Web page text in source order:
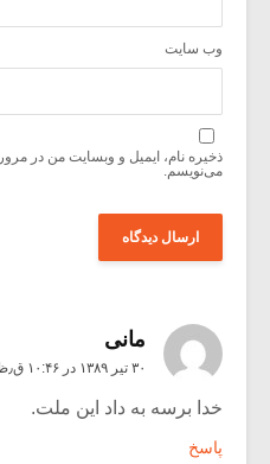
وب‌ سایت
ذخیره نام، ایمیل و وبسایت من در
می‌نویسم.
مانی
۳۰ تیر ۱۳۸۹ در ۱۰:۴۶ ق٫ظ
خدا برسه به داد این ملت.
پاسخ